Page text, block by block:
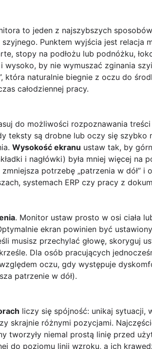
to jeden z najszybszych
Punktem wyjścia jest relacja
stopy na podłożu lub podnóżku,
wysoko, by nie wymuszać zginania
która naturalnie biegnie z oczu do
całodziennej pracy.
do możliwości rozpoznawania
teksty są drobne lub oczy się szybko
Wysokość ekranu ustaw tak, by
i nagłówki) była mniej więcej na
potrzebę „patrzenia w dół”
systemach ERP czy pracy z
. Monitor ustaw prosto w osi ciała
ekran powinien być
musisz przechylać głowę, skoryguj
Dla osób pracujących
oczu, gdy występuje
patrzenie w dół).
liczy się spójność: unikaj sytuacji,
skrajnie różnymi pozycjami.
tworzyły niemal prostą linię przed
do poziomu linii wzroku, a ich